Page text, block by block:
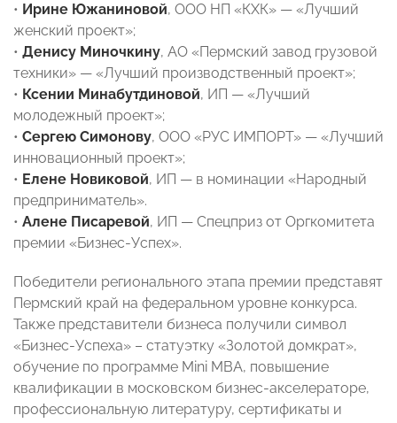
• Ирине Южаниновой, ООО НП «КХК» — «Лучший
женский проект»;
• Денису Миночкину, АО «Пермский завод грузовой
техники» — «Лучший производственный проект»;
• Ксении Минабутдиновой, ИП — «Лучший
молодежный проект»;
• Сергею Симонову, ООО «РУС ИМПОРТ» — «Лучший
инновационный проект»;
• Елене Новиковой, ИП — в номинации «Народный
предприниматель».
• Алене Писаревой, ИП — Спецприз от Оргкомитета
премии «Бизнес-Успех».
Победители регионального этапа премии представят
Пермский край на федеральном уровне конкурса.
Также представители бизнеса получили символ
«Бизнес-Успеха» – статуэтку «Золотой домкрат»,
обучение по программе Mini MBA, повышение
квалификации в московском бизнес-акселераторе,
профессиональную литературу, сертификаты и